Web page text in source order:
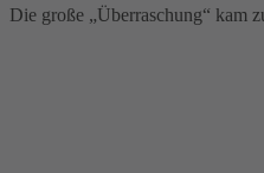
Die große „Überraschung“ kam